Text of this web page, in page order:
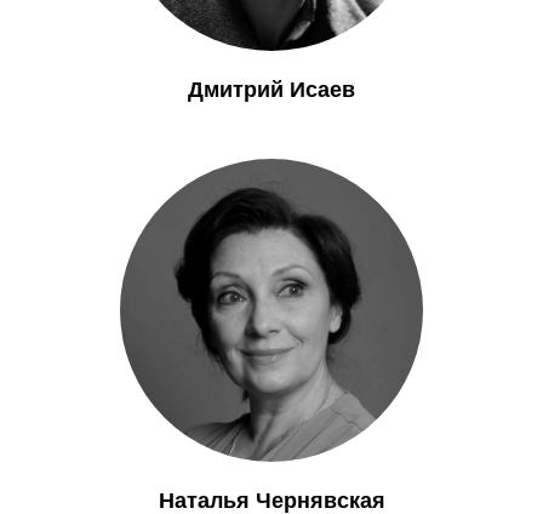
Дмитрий Исаев
Наталья Чернявская